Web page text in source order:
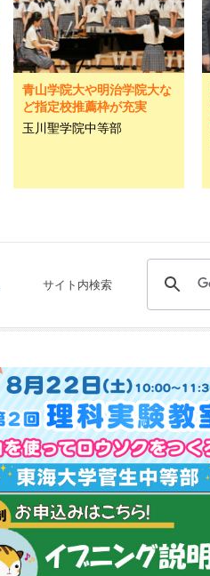
青山学院大や明治学院大な
ど指定校推薦枠が充実
玉川聖学院中等部
サイト内検索